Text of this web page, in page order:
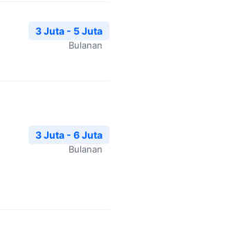
3 Juta - 5 Juta
Bulanan
3 Juta - 6 Juta
Bulanan